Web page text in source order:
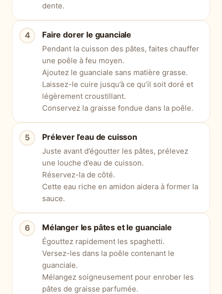
dente.
Faire dorer le guanciale
Pendant la cuisson des pâtes, faites chauffer
une poêle à feu moyen.
Ajoutez le guanciale sans matière grasse.
Laissez-le cuire jusqu’à ce qu’il soit doré et
légèrement croustillant.
Conservez la graisse fondue dans la poêle.
Prélever l’eau de cuisson
Juste avant d’égoutter les pâtes, prélevez
une louche d’eau de cuisson.
Réservez-la de côté.
Cette eau riche en amidon aidera à former la
sauce.
Mélanger les pâtes et le guanciale
Égouttez rapidement les spaghetti.
Versez-les dans la poêle contenant le
guanciale.
Mélangez soigneusement pour enrober les
pâtes de graisse parfumée.